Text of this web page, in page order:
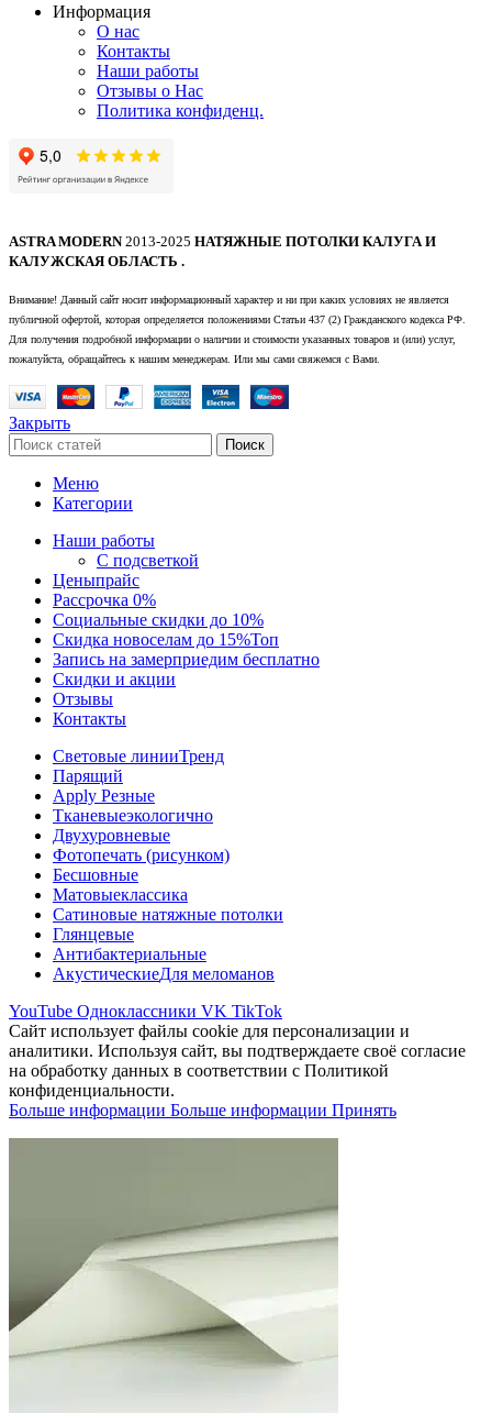
Информация
О нас
Контакты
Наши работы
Отзывы о Нас
Политика конфиденц.
ASTRA MODERN2013-2025 НАТЯЖНЫЕ ПОТОЛКИ КАЛУГА И
КАЛУЖСКАЯ ОБЛАСТЬ .
Внимание! Данный сайт носит информационный характер и ни при каких условиях не является
публичной офертой, которая определяется положениями Статьи 437 (2) Гражданского кодекса РФ.
Для получения подробной информации о наличии и стоимости указанных товаров и (или) услуг,
пожалуйста, обращайтесь к нашим менеджерам. Или мы сами свяжемся с Вами.
Закрыть
Поиск
Меню
Категории
Наши работы
С подсветкой
Ценыпрайс
Рассрочка 0%
Социальные скидки до 10%
Скидка новоселам до 15%Топ
Запись на замерприедим бесплатно
Скидки и акции
Отзывы
Контакты
Световые линииТренд
Парящий
Apply Резные
Тканевыеэкологично
Двухуровневые
Фотопечать (рисунком)
Бесшовные
Матовыеклассика
Сатиновые натяжные потолки
Глянцевые
Антибактериальные
АкустическиеДля меломанов
YouTube Одноклассники VK TikTok
Сайт использует файлы cookie для персонализации и
аналитики. Используя сайт, вы подтверждаете своё согласие
на обработку данных в соответствии с Политикой
конфиденциальности.
Больше информации Больше информации Принять